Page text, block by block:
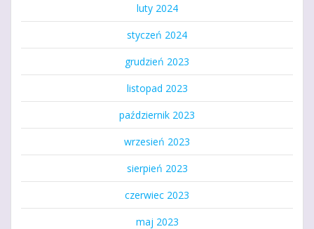
luty 2024
styczeń 2024
grudzień 2023
listopad 2023
październik 2023
wrzesień 2023
sierpień 2023
czerwiec 2023
maj 2023